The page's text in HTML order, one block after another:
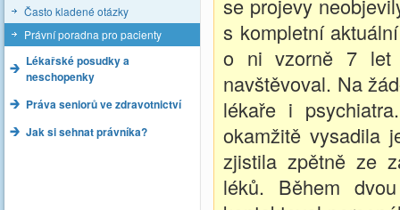
Často kladené otázky
Právní poradna pro pacienty
Lékařské posudky a
neschopenky
Práva seniorů ve zdravotnictví
Jak si sehnat právníka?
se projevy
s kompletní
o ni vzorně 7 let
navštěvoval. Na
lékaře i
okamžitě vysadila
zjistila zpětně ze
léků. Během